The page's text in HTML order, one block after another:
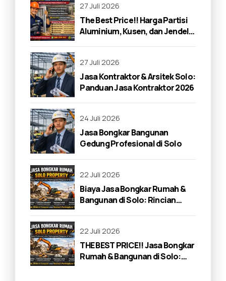
27 Juli 2026
The Best Price!! Harga Partisi
Aluminium, Kusen, dan Jendela
27 Juli 2026
Jasa Kontraktor & Arsitek Solo:
Panduan Jasa Kontraktor 2026
24 Juli 2026
Jasa Bongkar Bangunan
Gedung Profesional di Solo
22 Juli 2026
Biaya Jasa Bongkar Rumah &
Bangunan di Solo: Rincian
22 Juli 2026
THE BEST PRICE!! Jasa Bongkar
Rumah & Bangunan di Solo: